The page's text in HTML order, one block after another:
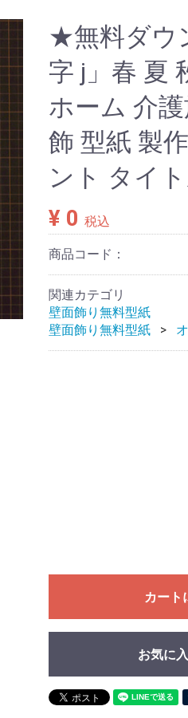
★無料ダウ
字 j」春 夏
ホーム 介
飾 型紙 製
ント タイ
¥ 0 税込
商品コード：
関連カテゴリ
壁面飾り無料型紙
壁面飾り無料型紙
カート
お気に